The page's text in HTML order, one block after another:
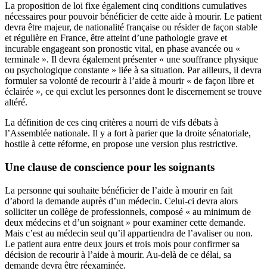
La proposition de loi fixe également cinq conditions cumulatives
nécessaires pour pouvoir bénéficier de cette aide à mourir. Le patient
devra être majeur, de nationalité française ou résider de façon stable
et régulière en France, être atteint d’une pathologie grave et
incurable engageant son pronostic vital, en phase avancée ou «
terminale ». Il devra également présenter « une souffrance physique
ou psychologique constante » liée à sa situation. Par ailleurs, il devra
formuler sa volonté de recourir à l’aide à mourir « de façon libre et
éclairée », ce qui exclut les personnes dont le discernement se trouve
altéré.
La définition de ces cinq critères a nourri de vifs débats à
l’Assemblée nationale. Il y a fort à parier que la droite sénatoriale,
hostile à cette réforme, en propose une version plus restrictive.
Une clause de conscience pour les soignants
La personne qui souhaite bénéficier de l’aide à mourir en fait
d’abord la demande auprès d’un médecin. Celui-ci devra alors
solliciter un collège de professionnels, composé « au minimum de
deux médecins et d’un soignant » pour examiner cette demande.
Mais c’est au médecin seul qu’il appartiendra de l’avaliser ou non.
Le patient aura entre deux jours et trois mois pour confirmer sa
décision de recourir à l’aide à mourir. Au-delà de ce délai, sa
demande devra être réexaminée.